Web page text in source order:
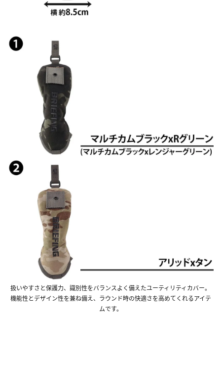
扱いやすさと保護力、識別性をバランスよく備えたユーティリティカバー。
機能性とデザイン性を兼ね備え、ラウンド時の快適さを高めてくれるアイテ
ムです。